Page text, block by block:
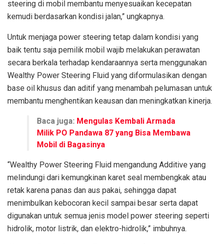
steering di mobil membantu menyesuaikan kecepatan
kemudi berdasarkan kondisi jalan,” ungkapnya.
Untuk menjaga power steering tetap dalam kondisi yang
baik tentu saja pemilik mobil wajib melakukan perawatan
secara berkala terhadap kendaraannya serta menggunakan
Wealthy Power Steering Fluid yang diformulasikan dengan
base oil khusus dan aditif yang menambah pelumasan untuk
membantu menghentikan keausan dan meningkatkan kinerja.
Baca juga: Mengulas Kembali Armada
Milik PO Pandawa 87 yang Bisa Membawa
Mobil di Bagasinya
“Wealthy Power Steering Fluid mengandung Additive yang
melindungi dari kemungkinan karet seal membengkak atau
retak karena panas dan aus pakai, sehingga dapat
menimbulkan kebocoran kecil sampai besar serta dapat
digunakan untuk semua jenis model power steering seperti
hidrolik, motor listrik, dan elektro-hidrolik,” imbuhnya.